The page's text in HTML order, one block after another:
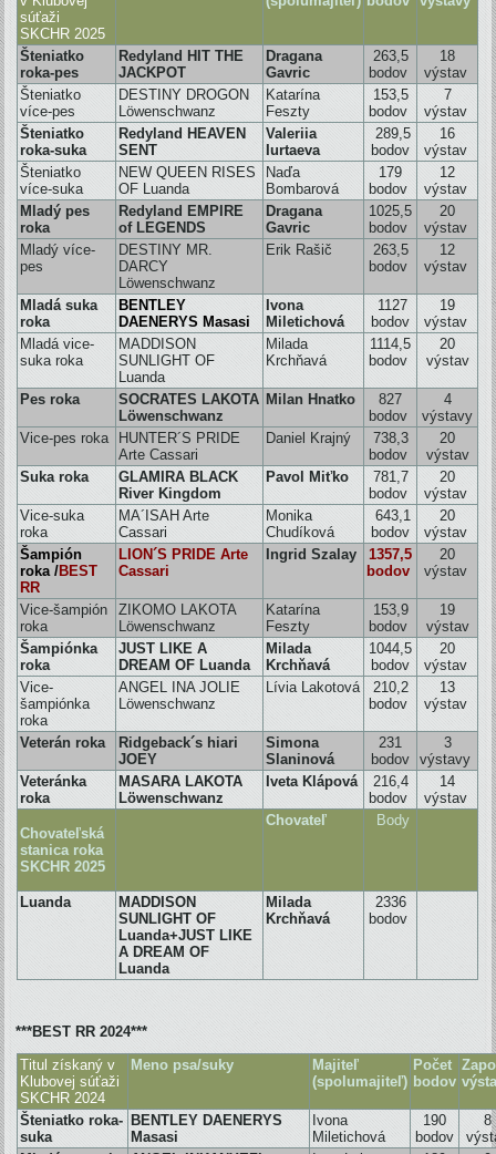
súťaži
SKCHR 2025
Šteniatko
roka-pes
Redyland HIT THE
JACKPOT
Dragana
Gavric
263,5
bodov
18
výstav
Šteniatko
více-pes
DESTINY DROGON
Löwenschwanz
Katarína
Feszty
153,5
bodov
7
výstav
Šteniatko
roka-suka
Redyland HEAVEN
SENT
Valeriia
Iurtaeva
289,5
bodov
16
výstav
Šteniatko
více-suka
NEW QUEEN RISES
OF Luanda
Naďa
Bombarová
179
bodov
12
výstav
Mladý pes
roka
Redyland EMPIRE
of LEGENDS
Dragana
Gavric
1025,5
bodov
20
výstav
Mladý více-
pes
DESTINY MR.
DARCY
Löwenschwanz
Erik Rašič
263,5
bodov
12
výstav
Mladá suka
roka
BENTLEY
DAENERYS Masasi
Ivona
Miletichová
1127
bodov
19
výstav
Mladá vice-
suka roka
MADDISON
SUNLIGHT OF
Luanda
Milada
Krchňavá
1114,5
bodov
20
výstav
Pes roka
SOCRATES LAKOTA
Löwenschwanz
Milan Hnatko
827
bodov
4
výstavy
Vice-pes roka
HUNTER´S PRIDE
Arte Cassari
Daniel Krajný
738,3
bodov
20
výstav
Suka roka
GLAMIRA BLACK
River Kingdom
Pavol Miťko
781,7
bodov
20
výstav
Vice-suka
roka
MA´ISAH Arte
Cassari
Monika
Chudíková
643,1
bodov
20
výstav
Šampión
roka/BEST
RR
LION´S PRIDE Arte
Cassari
Ingrid Szalay
1357,5
bodov
20
výstav
Vice-šampión
roka
ZIKOMO LAKOTA
Löwenschwanz
Katarína
Feszty
153,9
bodov
19
výstav
Šampiónka
roka
JUST LIKE A
DREAM OF Luanda
Milada
Krchňavá
1044,5
bodov
20
výstav
Vice-
šampiónka
roka
ANGEL INA JOLIE
Löwenschwanz
Lívia Lakotová
210,2
bodov
13
výstav
Veterán roka
Ridgeback´s hiari
JOEY
Simona
Slaninová
231
bodov
3
výstavy
Veteránka
roka
MASARA LAKOTA
Löwenschwanz
Iveta Klápová
216,4
bodov
14
výstav
Chovateľská
stanica roka
SKCHR2025
Chovateľ Body
Luanda
MADDISON
SUNLIGHT OF
Luanda+JUST LIKE
A DREAM OF
Luanda
Milada
Krchňavá
2336
bodov
***BEST RR 2024***
Titul získaný v
Klubovej súťaži
SKCHR 2024
Meno psa/suky
Majiteľ
(spolumajiteľ)
Počet
bodov
Šteniatko roka-
suka
BENTLEY DAENERYS
Masasi
Ivona
Miletichová
190
bodov
8